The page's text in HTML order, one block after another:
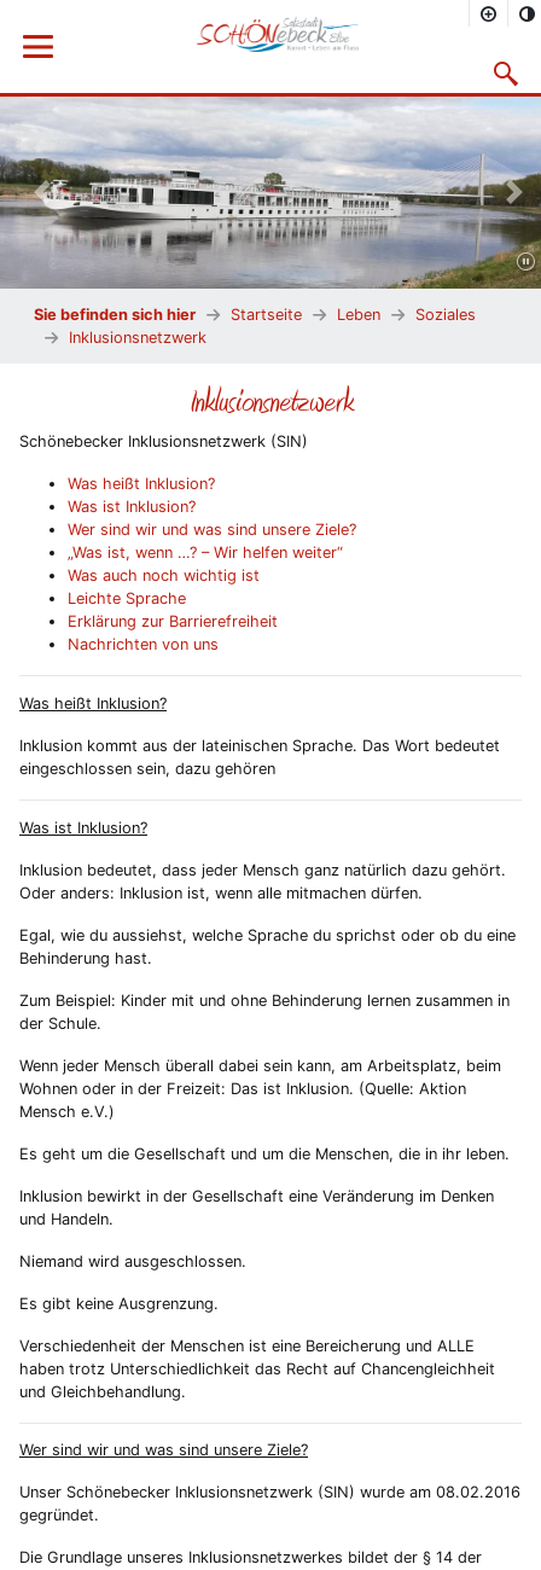
Menü öffnen
Vorheriges Bild
Sie befinden sich hier Startseite Leben
Soziales
Inklusionsnetzwerk
Inklusionsnetzwerk
Schönebecker Inklusionsnetzwerk (SIN)
Was heißt Inklusion?
Was ist Inklusion?
Wer sind wir und was sind unsere Ziele?
„Was ist, wenn …? – Wir helfen weiter“
Was auch noch wichtig ist
Leichte Sprache
Erklärung zur Barrierefreiheit
Nachrichten von uns
Was heißt Inklusion?
Inklusion kommt aus der lateinischen Sprache. Das Wort bedeutet
eingeschlossen sein, dazu gehören
Was ist Inklusion?
Inklusion bedeutet, dass jeder Mensch ganz natürlich dazu gehört.
Oder anders: Inklusion ist, wenn alle mitmachen dürfen.
Egal, wie du aussiehst, welche Sprache du sprichst oder ob du eine
Behinderung hast.
Zum Beispiel: Kinder mit und ohne Behinderung lernen zusammen in
der Schule.
Wenn jeder Mensch überall dabei sein kann, am Arbeitsplatz, beim
Wohnen oder in der Freizeit: Das ist Inklusion. (Quelle: Aktion
Mensch e.V.)
Es geht um die Gesellschaft und um die Menschen, die in ihr leben.
Inklusion bewirkt in der Gesellschaft eine Veränderung im Denken
und Handeln.
Niemand wird ausgeschlossen.
Es gibt keine Ausgrenzung.
Verschiedenheit der Menschen ist eine Bereicherung und ALLE
haben trotz Unterschiedlichkeit das Recht auf Chancengleichheit
und Gleichbehandlung.
Wer sind wir und was sind unsere Ziele?
Unser Schönebecker Inklusionsnetzwerk (SIN) wurde am 08.02.2016
gegründet.
Die Grundlage unseres Inklusionsnetzwerkes bildet der § 14 der